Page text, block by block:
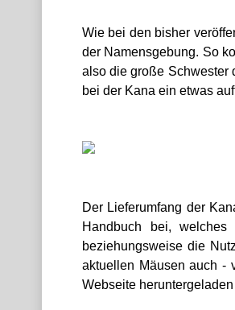
Wie bei den bisher
der Namensgebung. So
also die große Schwester
bei der Kana ein etwas
Der Lieferumfang der
Handbuch bei,
beziehungsweise die
aktuellen Mäusen auch -
Webseite